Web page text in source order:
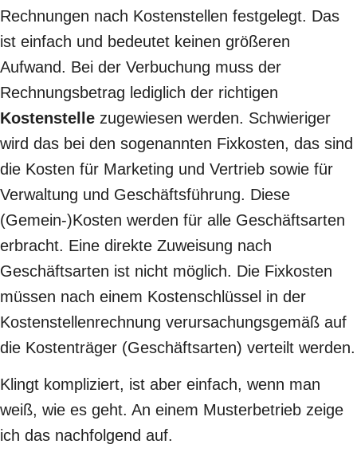
Rechnungen nach Kostenstellen festgelegt. Das
ist einfach und bedeutet keinen größeren
Aufwand. Bei der Verbuchung muss der
Rechnungsbetrag lediglich der richtigen
Kostenstelle zugewiesen werden. Schwieriger
wird das bei den sogenannten Fixkosten, das sind
die Kosten für Marketing und Vertrieb sowie für
Verwaltung und Geschäftsführung. Diese
(Gemein-)Kosten werden für alle Geschäftsarten
erbracht. Eine direkte Zuweisung nach
Geschäftsarten ist nicht möglich. Die Fixkosten
müssen nach einem Kostenschlüssel in der
Kostenstellenrechnung verursachungsgemäß auf
die Kostenträger (Geschäftsarten) verteilt werden.
Klingt kompliziert, ist aber einfach, wenn man
weiß, wie es geht. An einem Musterbetrieb zeige
ich das nachfolgend auf.